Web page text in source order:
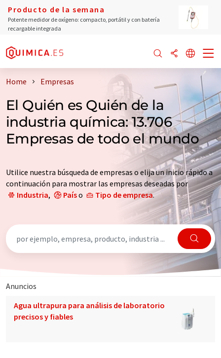
Producto de la semana
Potente medidor de oxígeno: compacto, portátil y con batería
recargable integrada
Home Empresas
El Quién es Quién de la
industria química: 13.706
Empresas de todo el mundo
Utilice nuestra búsqueda de empresas o elija un inicio rápido a
continuación para mostrar las empresas deseadas por
Industria, Paíso Tipo de empresa.
Anuncios
Agua ultrapura para análisis de laboratorio
precisos y fiables